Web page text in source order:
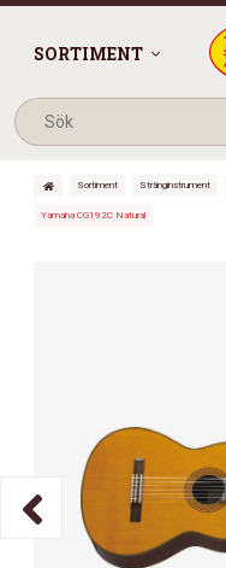
SORTIMENT
Sortiment Stränginstrument
Yamaha CG192C Natural